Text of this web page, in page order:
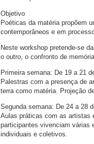
Objetivo
Poéticas da matéria propõem
contemporâneos e em
Neste workshop pretende-se
o outro, o confronto de
Primeira semana: De 19 a 21
Palestras com a presença de
terra como matéria. Projeção
Segunda semana: De 24 a 28
Aulas práticas com as artistas
participantes vivenciam várias
individuais e coletivos.